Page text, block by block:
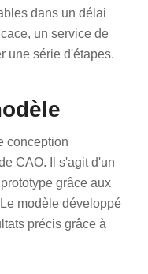
dans un délai
un service de
une série d'étapes.
conception
CAO. Il s'agit d'un
grâce aux
modèle développé
précis grâce à